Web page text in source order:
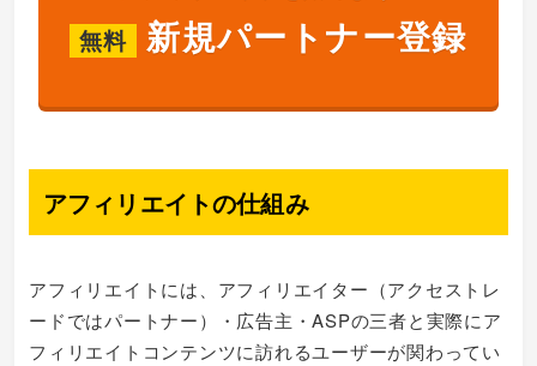
無料 新規パートナー登録
アフィリエイトの仕組み
アフィリエイトには、アフィリエイター（アクセストレ
ードではパートナー）・広告主・ASPの三者と実際にア
フィリエイトコンテンツに訪れるユーザーが関わってい